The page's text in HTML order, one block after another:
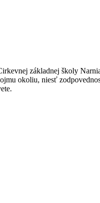
základnej školy
okoliu, niesť